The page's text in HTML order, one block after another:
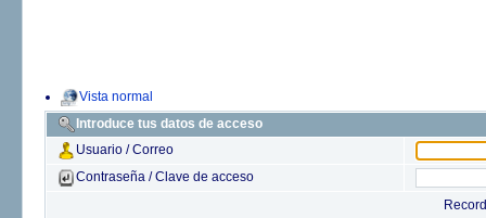
Vista normal
Introduce tus datos de acceso
Usuario / Correo
Contraseña / Clave de acceso